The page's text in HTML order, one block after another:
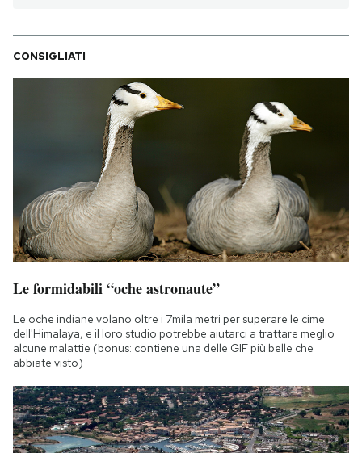
CONSIGLIATI
Le formidabili “oche astronaute”
Le oche indiane volano oltre i 7mila metri per superare le cime
dell'Himalaya, e il loro studio potrebbe aiutarci a trattare meglio
alcune malattie (bonus: contiene una delle GIF più belle che
abbiate visto)